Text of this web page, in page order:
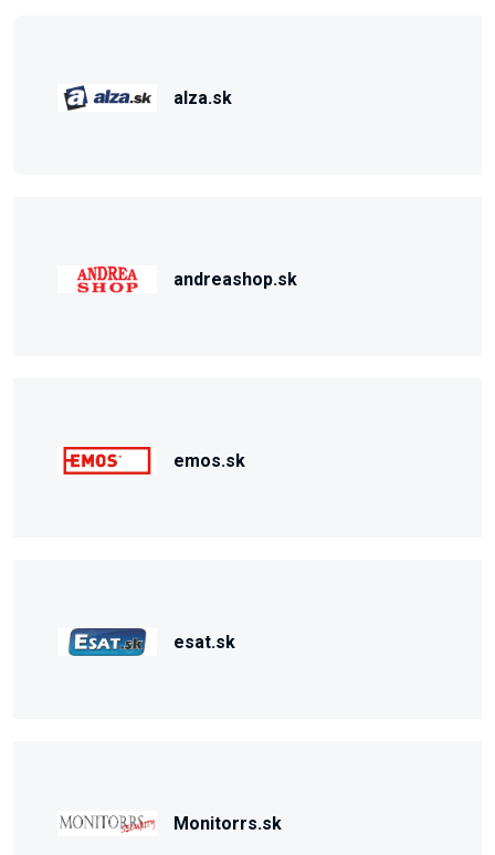
alza.sk
andreashop.sk
emos.sk
esat.sk
Monitorrs.sk